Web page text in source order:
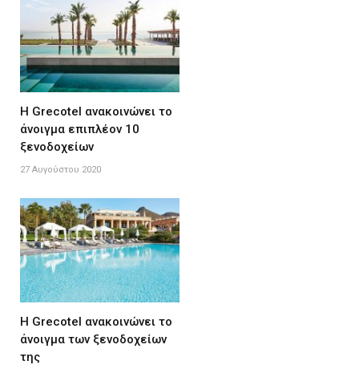
Η Grecotel ανακοινώνει το
άνοιγμα επιπλέον 10
ξενοδοχείων
27 Αυγούστου 2020
Η Grecotel ανακοινώνει το
άνοιγμα των ξενοδοχείων
της